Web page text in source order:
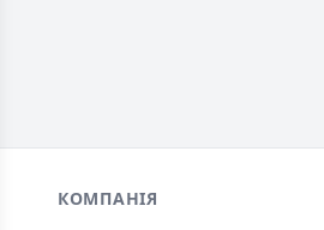
Footer
КОМПАНІЯ